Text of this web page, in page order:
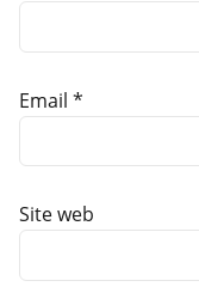
Email *
Site web